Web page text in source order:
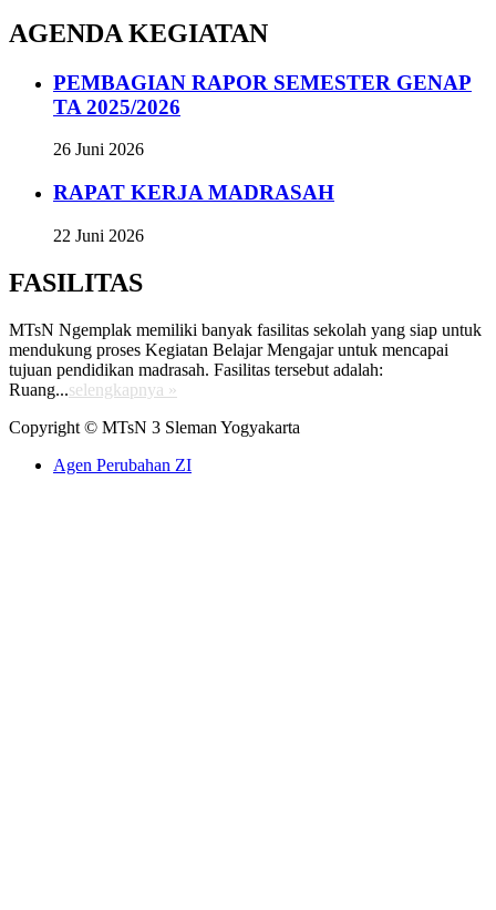
AGENDA KEGIATAN
PEMBAGIAN RAPOR SEMESTER GENAP
TA 2025/2026
26 Juni 2026
RAPAT KERJA MADRASAH
22 Juni 2026
FASILITAS
MTsN Ngemplak memiliki banyak fasilitas sekolah yang siap untuk
mendukung proses Kegiatan Belajar Mengajar untuk mencapai
tujuan pendidikan madrasah. Fasilitas tersebut adalah:
Ruang...selengkapnya »
Copyright © MTsN 3 Sleman Yogyakarta
Agen Perubahan ZI